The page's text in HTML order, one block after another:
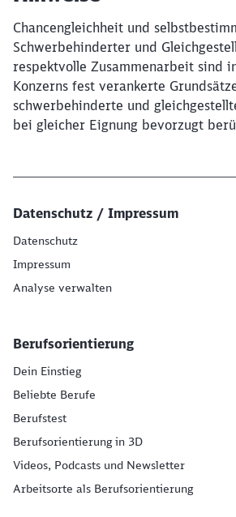
Chancengleichheit und
Schwerbehinderter und
respektvolle Zusammenarbeit sind
Konzerns fest verankerte
schwerbehinderte und
bei gleicher Eignung bevorzugt
Datenschutz / Impressum
Datenschutz
Impressum
Analyse verwalten
Berufsorientierung
Dein Einstieg
Beliebte Berufe
Berufstest
Berufsorientierung in 3D
Videos, Podcasts und Newsletter
Arbeitsorte als Berufsorientierung